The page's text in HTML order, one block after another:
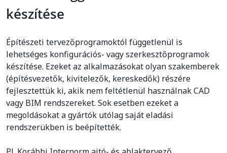
készítése
Építészeti tervezőprogramoktól függetlenül is
lehetséges konfigurációs- vagy szerkesztőprogramok
készítése. Ezeket az alkalmazásokat olyan szakemberek
(építésvezetők, kivitelezők, kereskedők) részére
fejlesztettük ki, akik nem feltétlenül használnak CAD
vagy BIM rendszereket. Sok esetben ezeket a
megoldásokat a gyártók utólag saját eladási
rendszerükben is beépítették.